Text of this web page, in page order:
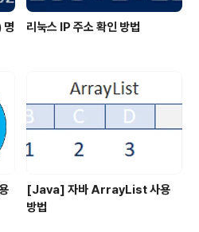
명
리눅스 IP 주소 확인 방법
[Java] 자바 ArrayList 사용
방법